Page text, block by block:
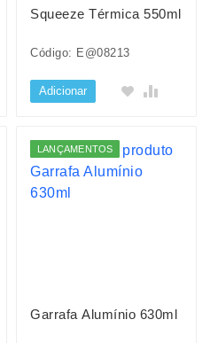
Squeeze Térmica 550ml
Código: E@08213
Adicionar
LANÇAMENTOS
Garrafa Alumínio 630ml